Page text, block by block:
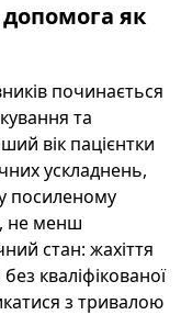
як
починається
та
вік пацієнтки
ускладнень,
посиленому
не менш
стан: жахіття
кваліфікованої
з тривалою